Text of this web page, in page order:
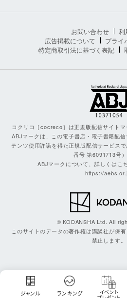
ジャンル ランキング イベント
お問い合わせ
利
広告掲載について
プライ
特定商取引法に基づく表記
コクリコ［cocreco］は正規版配信サイトマ
ABJマークは、この電子書店・電子書籍配
テンツ使用許諾を得た正規版配信サービス
番号 第6091713号）
ABJマークについて、詳しくはこ
https://
© KODANSHA Ltd. All
このサイトのデータの著作権は講談社が保
禁止します。